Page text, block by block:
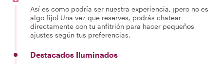
Así es como podría ser nuestra experiencia, ¡pero no es
algo fijo! Una vez que reserves, podrás chatear
directamente con tu anfitrión para hacer pequeños
ajustes según tus preferencias.
Destacados Iluminados